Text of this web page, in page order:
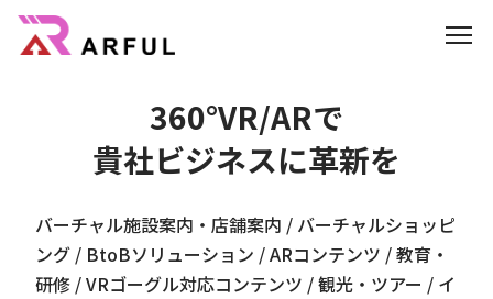
360°VR/ARで
貴社ビジネスに革新を
バーチャル施設案内・店舗案内 / バーチャルショッピ
ング / BtoBソリューション / ARコンテンツ / 教育・
研修 / VRゴーグル対応コンテンツ / 観光・ツアー / イ
業界別の活用方法
AR/3D
よくあるご質問